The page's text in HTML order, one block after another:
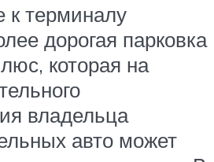
к терминалу
дорогая парковка
которая на
владельца
авто может